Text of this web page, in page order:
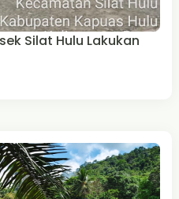
Silat Hulu Lakukan